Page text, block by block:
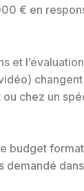
€ en
chez un